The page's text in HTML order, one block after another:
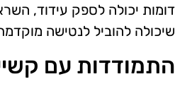
דומות יכולה לספק עידוד,
שיכולה להוביל לנטישה
התמודדות עם